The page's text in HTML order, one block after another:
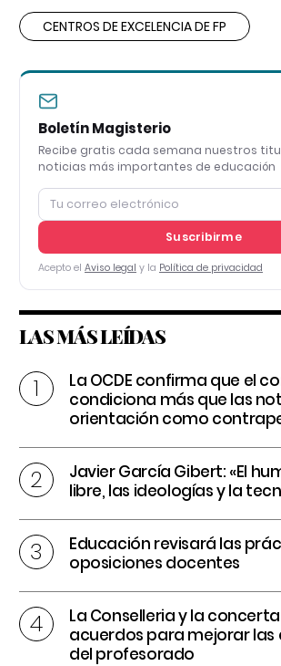
CENTROS DE EXCELENCIA DE FP
Boletín Magisterio
Recibe gratis cada semana nuestros
noticias más importantes de educación
Suscribirme
Acepto el Aviso legal y la Política de privacidad
LAS MÁS LEÍDAS
La OCDE confirma que el
condiciona más que las
orientación como
Javier García Gibert: «El
libre, las ideologías y la
Educación revisará las
oposiciones docentes
La Conselleria y la
acuerdos para mejorar las
del profesorado